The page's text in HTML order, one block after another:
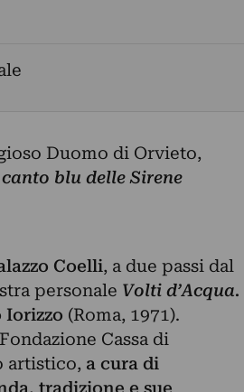
Duomo di Orvieto,
blu delle Sirene
Coelli, a due passi dal
personale Volti d’Acqua.
(Roma, 1971).
Cassa di
artistico, a cura di